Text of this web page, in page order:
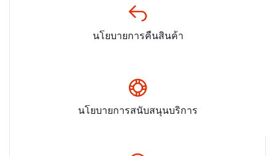
นโยบายการคืนสินค้า
นโยบายการสนับสนุนบริการ